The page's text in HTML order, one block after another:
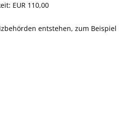
EUR 110,00
entstehen, zum Beispiel